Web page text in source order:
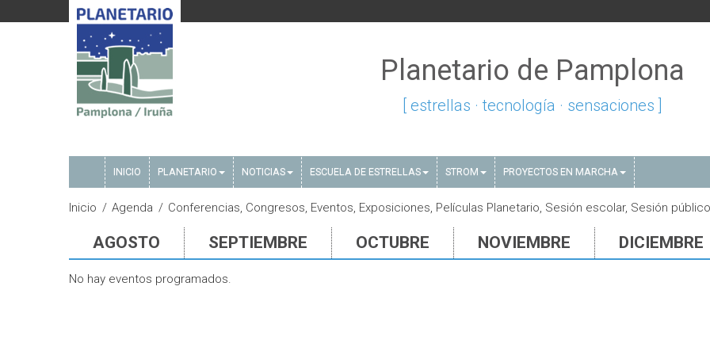
Planetario de Pamplona
[ estrellas · tecnología · sensaciones ]
INICIO PLANETARIO NOTICIAS ESCUELA DE ESTRELLAS STROM PROYECTOS EN MARCHA
Inicio Agenda Conferencias, Congresos, Eventos, Exposiciones, Películas Planetario, Sesión escolar, Sesión
AGOSTO SEPTIEMBRE OCTUBRE NOVIEMBRE DICIEMBRE
No hay eventos programados.